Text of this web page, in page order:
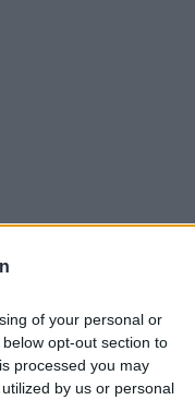
of your personal or
opt-out section to
processed you may
by us or personal